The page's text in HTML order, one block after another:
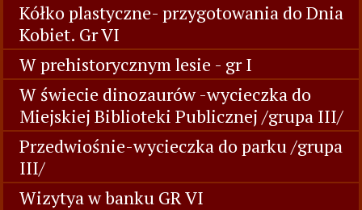
Kółko plastyczne- przygotowania do Dnia
Kobiet. Gr VI
W prehistorycznym lesie - gr I
W świecie dinozaurów -wycieczka do
Miejskiej Biblioteki Publicznej /grupa III/
Przedwiośnie-wycieczka do parku /grupa
III/
Wizytya w banku GR VI